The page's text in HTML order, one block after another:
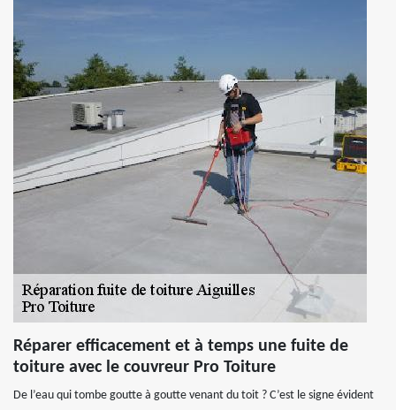
Réparer efficacement et à temps une fuite de
toiture avec le couvreur Pro Toiture
De l’eau qui tombe goutte à goutte venant du toit ? C’est le signe évident